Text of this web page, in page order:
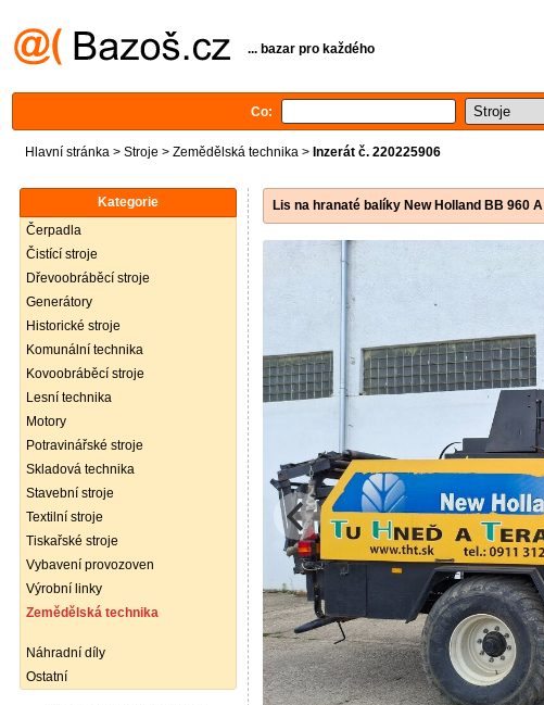
... bazar pro každého
Co:
Hlavní stránka > Stroje > Zemědělská technika > Inzerát č. 220225906
Kategorie
Čerpadla
Čistící stroje
Dřevoobráběcí stroje
Generátory
Historické stroje
Komunální technika
Kovoobráběcí stroje
Lesní technika
Motory
Potravinářské stroje
Skladová technika
Stavební stroje
Textilní stroje
Tiskařské stroje
Vybavení provozoven
Výrobní linky
Zemědělská technika
Náhradní díly
Ostatní
Lis na hranaté balíky New Holland BB 960 A